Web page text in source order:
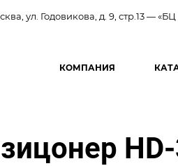
ул. Годовикова, д. 9, стр.13 —
КОМПАНИЯ